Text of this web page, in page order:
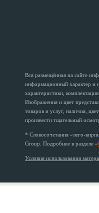
Вся размещённая на сайте
информационный характер и
характеристики,
Изображения и цвет
товаров и услуг, наличия,
произвести тщательный
* Словосочетания «лего-
Group. Подробнее в разделе «
Условия использования